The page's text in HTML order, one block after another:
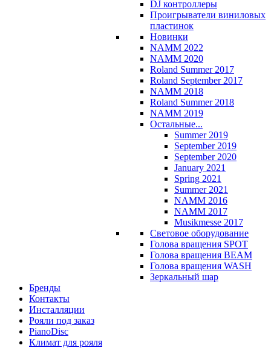
DJ контроллеры
Проигрыватели виниловых
пластинок
Новинки
NAMM 2022
NAMM 2020
Roland Summer 2017
Roland September 2017
NAMM 2018
Roland Summer 2018
NAMM 2019
Остальные...
Summer 2019
September 2019
September 2020
January 2021
Spring 2021
Summer 2021
NAMM 2016
NAMM 2017
Musikmesse 2017
Световое оборудование
Голова вращения SPOT
Голова вращения BEAM
Голова вращения WASH
Зеркальный шар
Бренды
Контакты
Инсталляции
Рояли под заказ
PianoDisc
Климат для рояля